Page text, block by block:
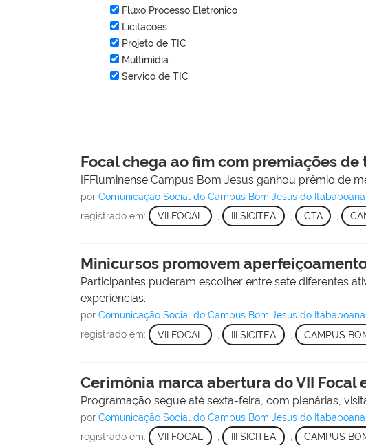
Fluxo Processo Eletronico
Licitacoes
Projeto de TIC
Multimídia
Servico de TIC
Focal chega ao fim com premiações
IFFluminense Campus Bom Jesus ganhou prêmio de
porComunicação Social do Campus Bom Jesus do Itabapoana
registrado em: VII FOCAL III SICITEA CTA ,
Minicursos promovem
Participantes puderam escolher entre sete diferentes
experiências.
porComunicação Social do Campus Bom Jesus do Itabapoana
registrado em: VII FOCAL III SICITEA CAMPUS
Cerimônia marca abertura do VII Focal
Programação segue até sexta-feira, com plenárias,
porComunicação Social do Campus Bom Jesus do Itabapoana
registrado em: VII FOCAL , III SICITEA , CAMPUS